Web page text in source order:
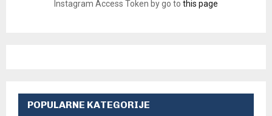
Instagram Access Token by go to this page
POPULARNE KATEGORIJE